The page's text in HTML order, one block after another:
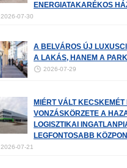
ENERGIATAKARÉKOS
2026-07-30
A BELVÁROS ÚJ
A LAKÁS, HANEM A
2026-07-29
MIÉRT VÁLT KECSKEMÉT
VONZÁSKÖRZETE A
LOGISZTIKAI
LEGFONTOSABB
2026-07-21